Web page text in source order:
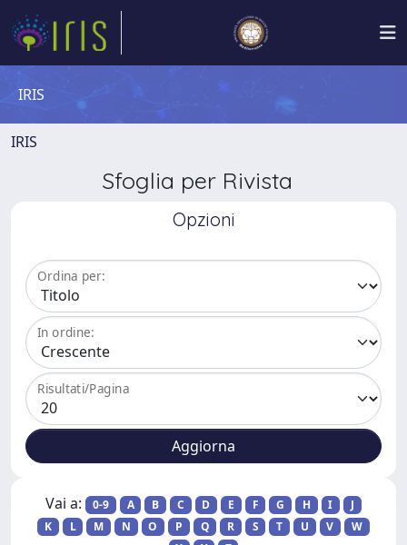
IRIS
IRIS
Sfoglia per Rivista
Opzioni
Ordina per:
In ordine:
Risultati/Pagina
Vai a: 0-9 A B C D E F G H I
J
K
L M N O P Q R S T U V
W